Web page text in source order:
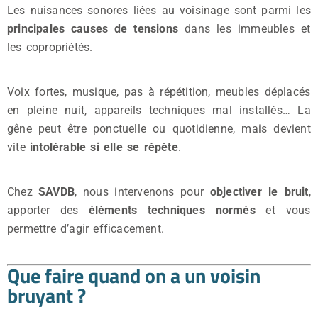
Les nuisances sonores liées au voisinage sont parmi les
principales causes de tensions dans les immeubles et
les copropriétés.
Voix fortes, musique, pas à répétition, meubles déplacés
en pleine nuit, appareils techniques mal installés… La
gêne peut être ponctuelle ou quotidienne, mais devient
vite intolérable si elle se répète.
Chez SAVDB, nous intervenons pour objectiver le bruit,
apporter des éléments techniques normés
et vous
permettre d’agir efficacement.
Que faire quand on a un voisin
bruyant ?